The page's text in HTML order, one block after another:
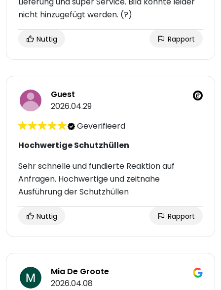
nicht hinzugefügt werden. (?)
Nuttig Rapport
Guest
2026.04.29
Geverifieerd
Hochwertige Schutzhüllen
Sehr schnelle und fundierte Reaktion auf
Anfragen. Hochwertige und zeitnahe
Ausführung der Schutzhüllen
Nuttig Rapport
Mia De Groote
2026.04.08